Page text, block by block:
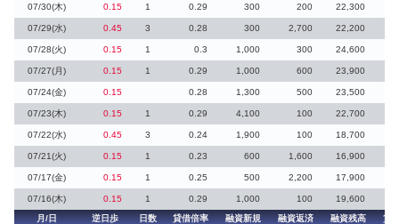
07/30(木) 0.15 1 0.29 300 200 22,300
07/29(水) 0.45 3 0.28 300 2,700 22,200
07/28(火) 0.15 1 0.3 1,000 300 24,600
07/27(月) 0.15 1 0.29 1,000 600 23,900
07/24(金) 0.15 0.28 1,300 500 23,500
07/23(木) 0.15 1 0.29 4,100 100 22,700
07/22(水) 0.45 3 0.24 1,900 100 18,700
07/21(火) 0.15 1 0.23 600 1,600 16,900
07/17(金) 0.15 1 0.25 500 2,200 17,900
07/16(木) 0.15 1 0.29 1,000 100
19,600
月/日
逆日歩 日数 貸借倍率 融資新規 融資返済 融資残高
貸